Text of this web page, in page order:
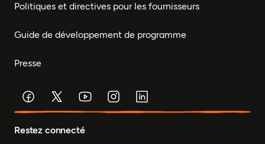
Politiques et directives pour les fournisseurs
Guide de développement de programme
Presse
Restez connecté